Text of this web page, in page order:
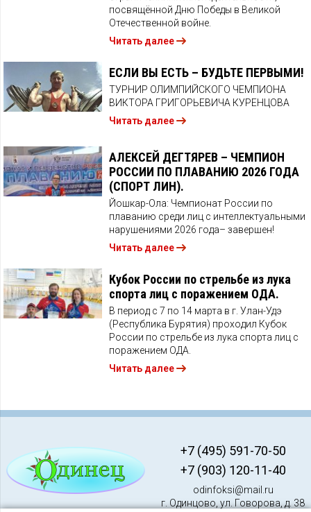
посвящённой Дню Победы в Великой
Отечественной войне.
Читать далее
ЕСЛИ ВЫ ЕСТЬ – БУДЬТЕ ПЕРВЫМИ!
ТУРНИР ОЛИМПИЙСКОГО ЧЕМПИОНА
ВИКТОРА ГРИГОРЬЕВИЧА КУРЕНЦОВА
Читать далее
АЛЕКСЕЙ ДЕГТЯРЕВ – ЧЕМПИОН
РОССИИ ПО ПЛАВАНИЮ 2026 ГОДА
(СПОРТ ЛИН).
Йошкар-Ола: Чемпионат России по
плаванию среди лиц с интеллектуальными
нарушениями 2026 года– завершен!
Читать далее
Кубок России по стрельбе из лука
спорта лиц с поражением ОДА.
В период с 7 по 14 марта в г. Улан-Удэ
(Республика Бурятия) проходил Кубок
России по стрельбе из лука спорта лиц с
поражением ОДА.
Читать далее
+7 (495) 591-70-50
+7 (903) 120-11-40
odinfoksi@mail.ru
г. Одинцово, ул. Говорова, д. 38